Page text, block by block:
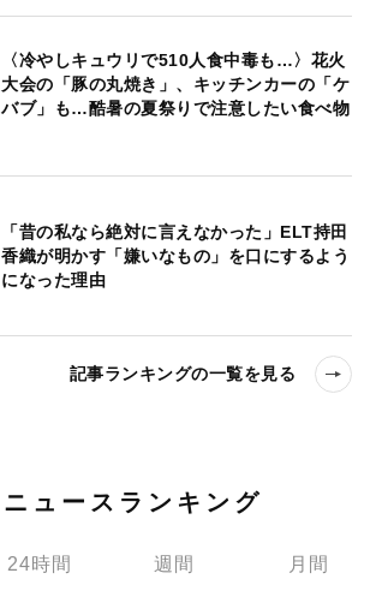
〈冷やしキュウリで510人食中毒も…〉花火
大会の「豚の丸焼き」、キッチンカーの「ケ
バブ」も…酷暑の夏祭りで注意したい食べ物
「昔の私なら絶対に言えなかった」ELT持田
香織が明かす「嫌いなもの」を口にするよう
になった理由
記事ランキングの一覧を見る
ニュースランキング
24時間 週間 月間